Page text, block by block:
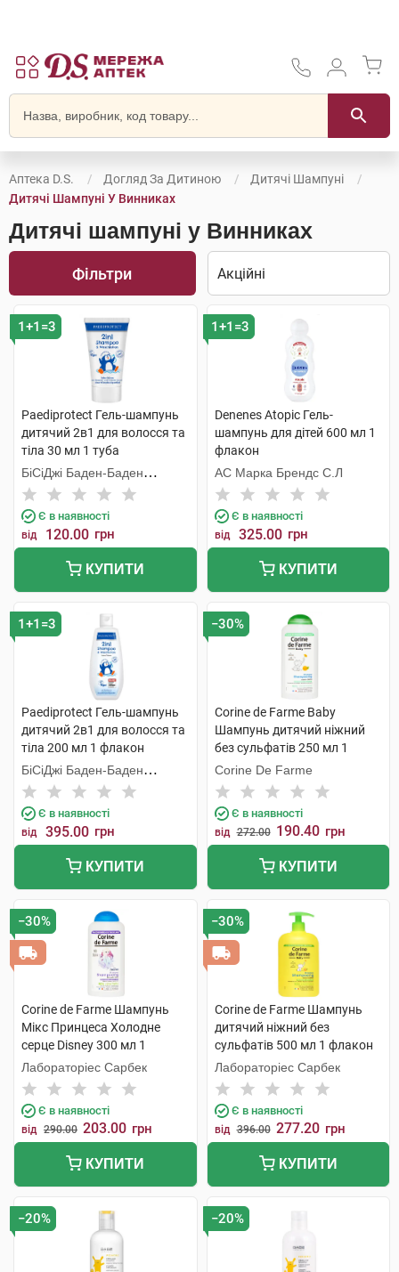
Аптека D.S. Догляд За Дитиною
Дитячі Шампуні
Дитячі Шампуні У Винниках
Дитячі шампуні у Винниках
Фільтри
1+1=3
Paediprotect Гель-шампунь
дитячий 2в1 для волосся та
тіла 30 мл 1 туба
БіСіДжі Баден-Баден
Косметікс Груп Гмбх
Є в наявності
від 120.00 грн
КУПИТИ
1+1=3
Denenes Atopic Гель-
шампунь для дітей 600 мл 1
флакон
АС Марка Брендс С.Л
Є в наявності
від 325.00 грн
КУПИТИ
1+1=3
Paediprotect Гель-шампунь
дитячий 2в1 для волосся та
тіла 200 мл 1 флакон
БіСіДжі Баден-Баден
Косметікс Груп Гмбх
Є в наявності
від 395.00 грн
КУПИТИ
−30%
Corine de Farme Baby
Шампунь дитячий ніжний
без сульфатів 250 мл 1
флакон
Corine De Farme
Є в наявності
від 272.00 190.40 грн
КУПИТИ
−30%
Corine de Farme Шампунь
Мікс Принцеса Холодне
серце Disney 300 мл 1
флакон
Лабораторіес Сарбек
Є в наявності
від 290.00 203.00 грн
КУПИТИ
−30%
Corine de Farme Шампунь
дитячий ніжний без
сульфатів 500 мл 1 флакон
Лабораторіес Сарбек
Є в наявності
від 396.00 277.20 грн
КУПИТИ
−20% −20%